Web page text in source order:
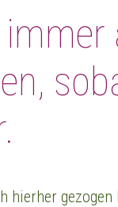
hierher